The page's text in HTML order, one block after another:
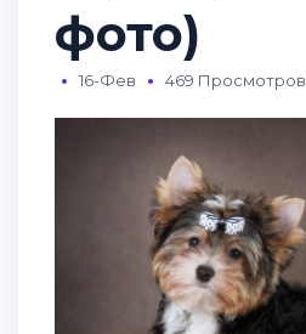
фото)
16-Фев 469 Просмотров